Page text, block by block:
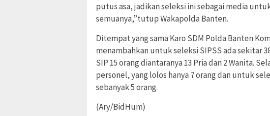
putus asa, jadikan seleksi ini sebagai media
semuanya,”tutup Wakapolda Banten.
Ditempat yang sama Karo SDM Polda Banten
menambahkan untuk seleksi SIPSS ada sekitar
SIP 15 orang diantaranya 13 Pria dan 2 Wanita.
personel, yang lolos hanya 7 orang dan untuk
sebanyak 5 orang.
(Ary/BidHum)